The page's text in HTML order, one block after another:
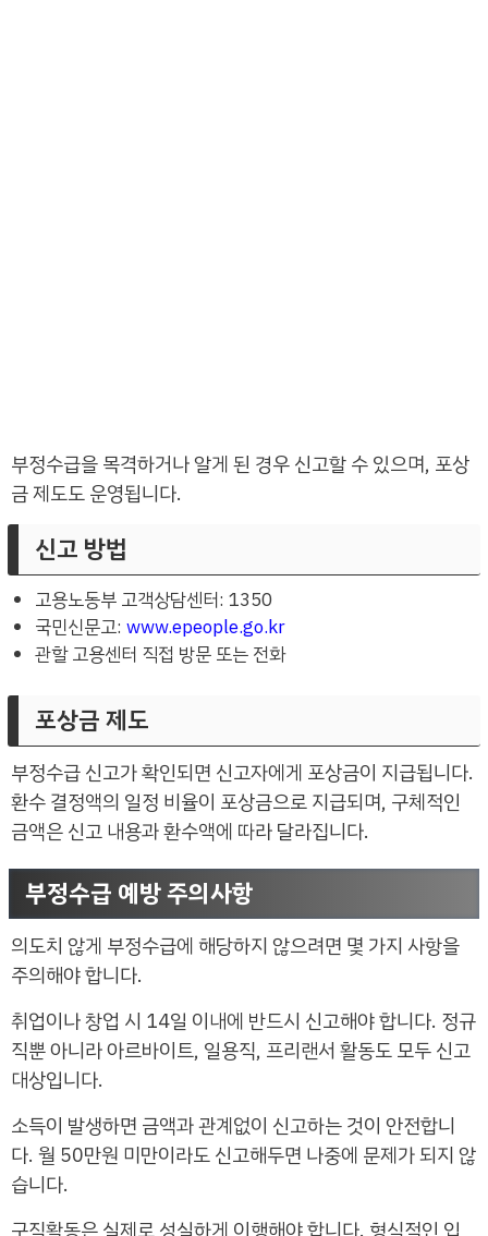
부정수급을 목격하거나 알게 된 경우 신고할 수 있으며, 포상
금 제도도 운영됩니다.
신고 방법
고용노동부 고객상담센터: 1350
국민신문고:www.epeople.go.kr
관할 고용센터 직접 방문 또는 전화
포상금 제도
부정수급 신고가 확인되면 신고자에게 포상금이 지급됩니다.
환수 결정액의 일정 비율이 포상금으로 지급되며, 구체적인
금액은 신고 내용과 환수액에 따라 달라집니다.
부정수급 예방 주의사항
의도치 않게 부정수급에 해당하지 않으려면 몇 가지 사항을
주의해야 합니다.
취업이나 창업 시 14일 이내에 반드시 신고해야 합니다. 정규
직뿐 아니라 아르바이트, 일용직, 프리랜서 활동도 모두 신고
대상입니다.
소득이 발생하면 금액과 관계없이 신고하는 것이 안전합니
다. 월 50만원 미만이라도 신고해두면 나중에 문제가 되지 않
습니다.
구직활동은 실제로 성실하게 이행해야 합니다. 형식적인 입